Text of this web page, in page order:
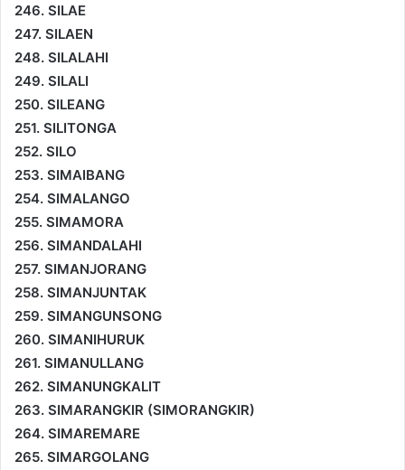
246. SILAE
247. SILAEN
248. SILALAHI
249. SILALI
250. SILEANG
251. SILITONGA
252. SILO
253. SIMAIBANG
254. SIMALANGO
255. SIMAMORA
256. SIMANDALAHI
257. SIMANJORANG
258. SIMANJUNTAK
259. SIMANGUNSONG
260. SIMANIHURUK
261. SIMANULLANG
262. SIMANUNGKALIT
263. SIMARANGKIR (SIMORANGKIR)
264. SIMAREMARE
265. SIMARGOLANG